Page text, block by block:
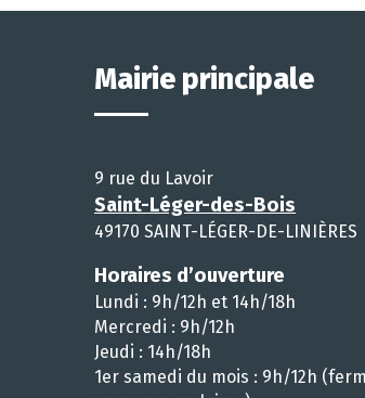
Mairie principale
9 rue du Lavoir
Saint-Léger-des-Bois
49170 SAINT-LÉGER-DE-LINIÈRES
Horaires d’ouverture
Lundi : 9h/12h et 14h/18h
Mercredi : 9h/12h
Jeudi : 14h/18h
1er samedi du mois : 9h/12h